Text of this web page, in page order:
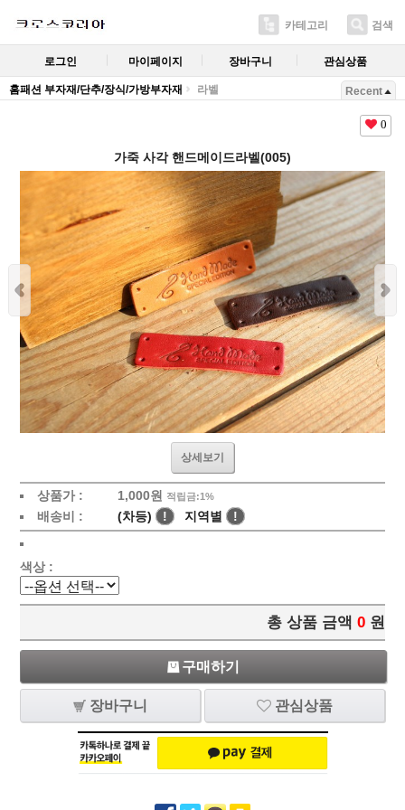
카테고리 검색
로그인 마이페이지 장바구니 관심상품
홈패션 부자재/단추/장식/가방부자재 라벨 Recent
0
가죽 사각 핸드메이드라벨(005)
상세보기
상품가 : 1,000원 적립금:1%
배송비 : (차등) ! 지역별 !
색상 :
총 상품 금액 0 원
구매하기
장바구니 관심상품